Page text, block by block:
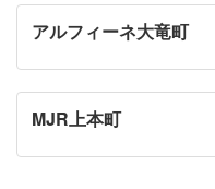
アルフィーネ大竜町
MJR上本町